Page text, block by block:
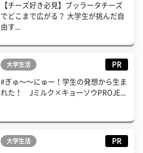
【チーズ好き必見】ブッラータチーズ
でどこまで広がる？ 大学生が挑んだ自
由す...
大学生活 PR
#ぎゅ〜〜にゅー！学生の発想から生ま
れた！ Jミルク×キョーソウPROJE...
大学生活 PR